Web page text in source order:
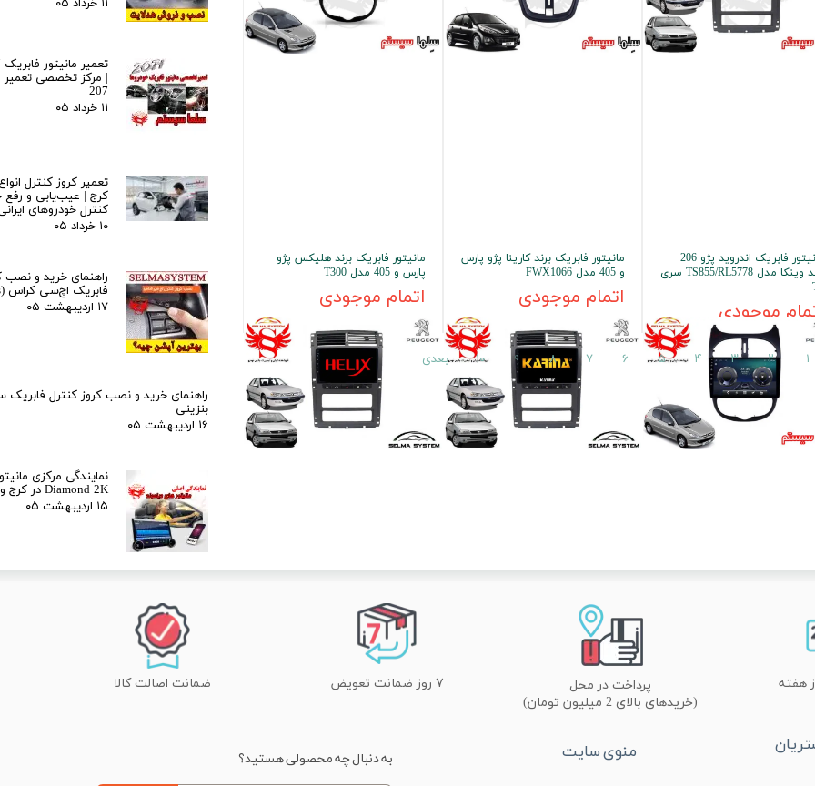
مانیتور فابریک اندروید پژو 206
برند وینکا مدل TS855/RL5778 سری
موجودی
مانیتور فابریک برند کارینا پژو پارس
و 405 مدل FWX1066
اتمام موجودی
مانیتور فابریک برند هلیکس پژو
پارس و 405 مدل T300
اتمام موجودی
۱ ۲ ۳ ۴ ۵ ۶ ۷ ۸ ۹ ۱۰ بعدی
۱۱ خرداد ۰۵
| مرکز تخصصی تعمیر
207
۱۱ خرداد ۰۵
تعمیر کروز کنترل
کرج | عیب‌یابی و رفع
کنترل خودروهای
۱۰ خرداد ۰۵
راهنمای خرید و نصب
فابریک اچ‌سی کراس (H30 Cross)
۱۷ اردیبهشت ۰۵
راهنمای خرید و نصب کروز کنترل
بنزینی
۱۶ اردیبهشت ۰۵
نمایندگی مرکزی
Diamond 2K در کرج و تهران
۱۵ اردیبهشت ۰۵
پرداخت در محل
(خریدهای بالای 2 میلیون تومان)
۷ روز ضمانت تعویض ضمانت اصالت کالا
منوی سایت به دنبال چه محصولی هستید؟